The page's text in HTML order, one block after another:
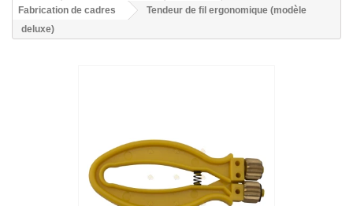
Fabrication de cadres
Tendeur de fil ergonomique (modèle
deluxe)